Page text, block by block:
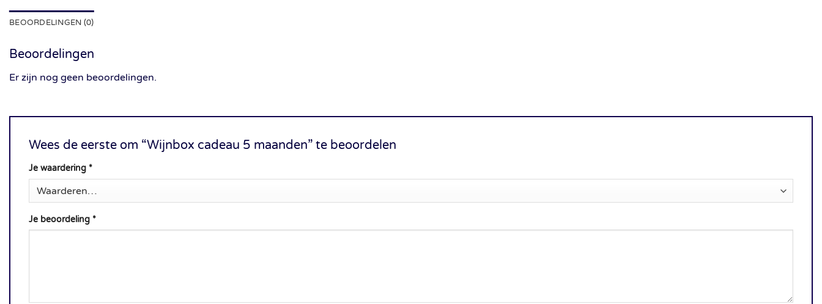
BEOORDELINGEN (0)
Beoordelingen
Er zijn nog geen beoordelingen.
Wees de eerste om “Wijnbox cadeau 5 maanden” te beoordelen
Je waardering *
Je beoordeling *